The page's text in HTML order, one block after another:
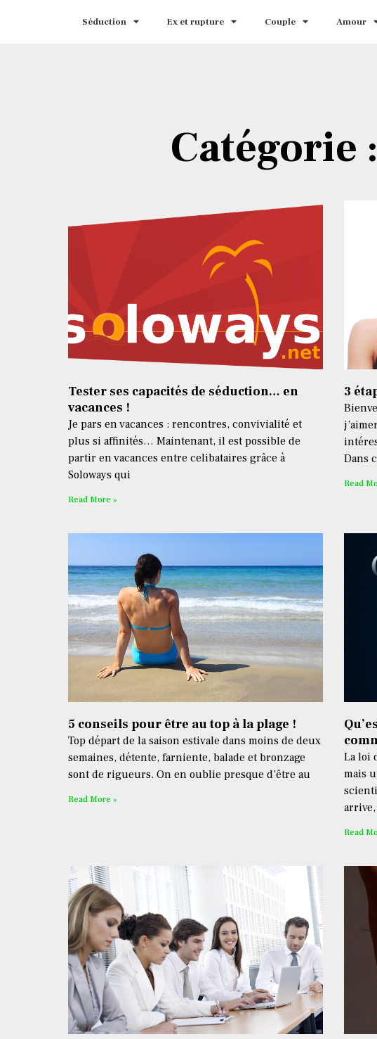
Séduction Ex et rupture Couple Amour
Catégorie
Tester ses capacités de séduction… en
vacances !
Je pars en vacances : rencontres, convivialité et
plus si affinités… Maintenant, il est possible de
partir en vacances entre celibataires grâce à
Soloways qui
Read More »
3
Dans
Read
5 conseils pour être au top à la plage !
Top départ de la saison estivale dans moins de deux
semaines, détente, farniente, balade et bronzage
sont de rigueurs. On en oublie presque d’être au
Read More »
La loi
mais
Read